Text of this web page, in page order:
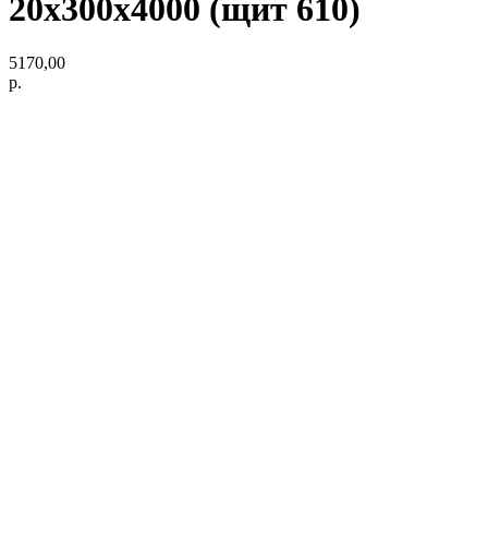
20х300х4000 (щит 610)
5170,00
р.